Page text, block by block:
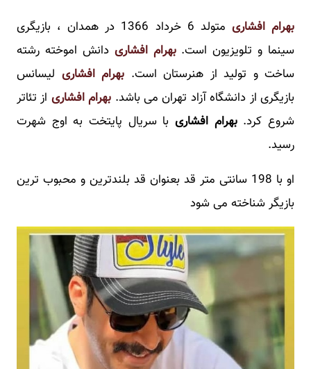
بهرام افشاری
متولد 6 خرداد 1366 در همدان ، بازیگری
سینما و تلویزیون است.بهرام افشاری دانش اموخته رشته
ساخت و تولید از هنرستان است. بهرام افشاری لیسانس
بازیگری از دانشگاه آزاد تهران می باشد. بهرام افشاری از تئاتر
شروع کرد. بهرام افشاری با سریال پایتخت به اوج شهرت
رسید.
او با 198 سانتی متر قد بعنوان قد بلندترین و محبوب ترین
بازیگر شناخته می شود